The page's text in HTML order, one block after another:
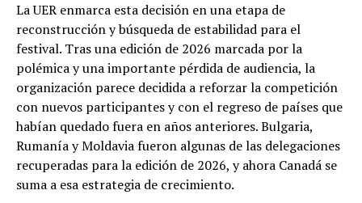
La UER enmarca esta decisión en una etapa de
reconstrucción y búsqueda de estabilidad para el
festival. Tras una edición de 2026 marcada por la
polémica y una importante pérdida de audiencia, la
organización parece decidida a reforzar la competición
con nuevos participantes y con el regreso de países que
habían quedado fuera en años anteriores. Bulgaria,
Rumanía y Moldavia fueron algunas de las delegaciones
recuperadas para la edición de 2026, y ahora Canadá se
suma a esa estrategia de crecimiento.